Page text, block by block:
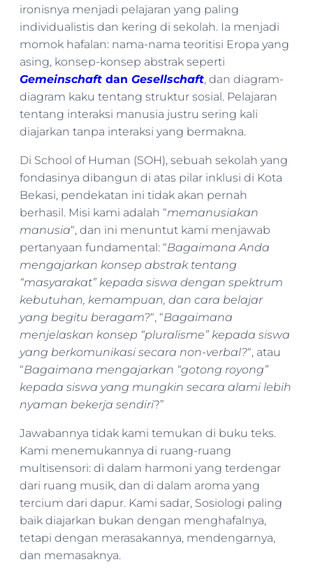
ironisnya menjadi pelajaran yang paling
individualistis dan kering di sekolah. Ia menjadi
momok hafalan: nama-nama teoritisi Eropa yang
asing, konsep-konsep abstrak seperti
Gemeinschaft dan Gesellschaft, dan diagram-
diagram kaku tentang struktur sosial. Pelajaran
tentang interaksi manusia justru sering kali
diajarkan tanpa interaksi yang bermakna.
Di School of Human (SOH), sebuah sekolah yang
fondasinya dibangun di atas pilar inklusi di Kota
Bekasi, pendekatan ini tidak akan pernah
berhasil. Misi kami adalah “memanusiakan
manusia“, dan ini menuntut kami menjawab
pertanyaan fundamental: “Bagaimana Anda
mengajarkan konsep abstrak tentang
“masyarakat” kepada siswa dengan spektrum
kebutuhan, kemampuan, dan cara belajar
yang begitu beragam?“, “Bagaimana
menjelaskan konsep “pluralisme” kepada siswa
yang berkomunikasi secara non-verbal?“, atau
“Bagaimana mengajarkan “gotong royong”
kepada siswa yang mungkin secara alami lebih
nyaman bekerja sendiri?”
Jawabannya tidak kami temukan di buku teks.
Kami menemukannya di ruang-ruang
multisensori: di dalam harmoni yang terdengar
dari ruang musik, dan di dalam aroma yang
tercium dari dapur. Kami sadar, Sosiologi paling
baik diajarkan bukan dengan menghafalnya,
tetapi dengan merasakannya, mendengarnya,
dan memasaknya.